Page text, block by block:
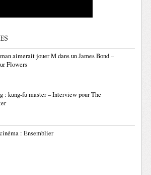
aimerait jouer M dans un James Bond –
Flowers
: kung-fu master – Interview pour The
: Ensemblier